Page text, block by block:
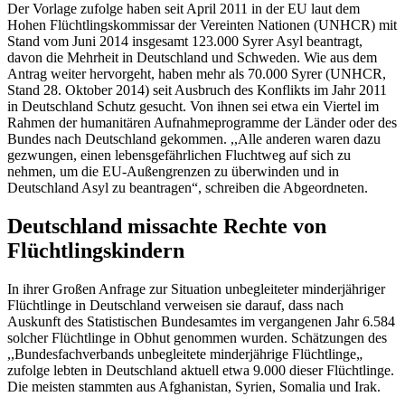
Der Vorlage zufolge haben seit April 2011 in der EU laut dem
Hohen Flüchtlingskommissar der Vereinten Nationen (UNHCR) mit
Stand vom Juni 2014 insgesamt 123.000 Syrer Asyl beantragt,
davon die Mehrheit in Deutschland und Schweden. Wie aus dem
Antrag weiter hervorgeht, haben mehr als 70.000 Syrer (UNHCR,
Stand 28. Oktober 2014) seit Ausbruch des Konflikts im Jahr 2011
in Deutschland Schutz gesucht. Von ihnen sei etwa ein Viertel im
Rahmen der humanitären Aufnahmeprogramme der Länder oder des
Bundes nach Deutschland gekommen. ,,Alle anderen waren dazu
gezwungen, einen lebensgefährlichen Fluchtweg auf sich zu
nehmen, um die EU-Außengrenzen zu überwinden und in
Deutschland Asyl zu beantragen“, schreiben die Abgeordneten.
Deutschland missachte Rechte von
Flüchtlingskindern
In ihrer Großen Anfrage zur Situation unbegleiteter minderjähriger
Flüchtlinge in Deutschland verweisen sie darauf, dass nach
Auskunft des Statistischen Bundesamtes im vergangenen Jahr 6.584
solcher Flüchtlinge in Obhut genommen wurden. Schätzungen des
,,Bundesfachverbands unbegleitete minderjährige Flüchtlinge„
zufolge lebten in Deutschland aktuell etwa 9.000 dieser Flüchtlinge.
Die meisten stammten aus Afghanistan, Syrien, Somalia und Irak.